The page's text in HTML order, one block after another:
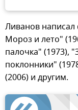
Ливанов
Мороз и лето"
палочка" (1973),
поклонники"
(2006) и другим.